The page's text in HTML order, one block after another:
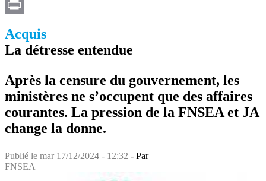
Email
Acquis
La détresse entendue
Après la censure du gouvernement, les
ministères ne s’occupent que des affaires
courantes. La pression de la FNSEA et JA
change la donne.
Publié le mar 17/12/2024 - 12:32 - Par
FNSEA